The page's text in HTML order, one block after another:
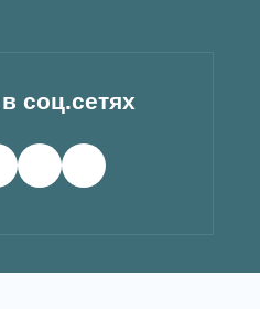
соц.сетях